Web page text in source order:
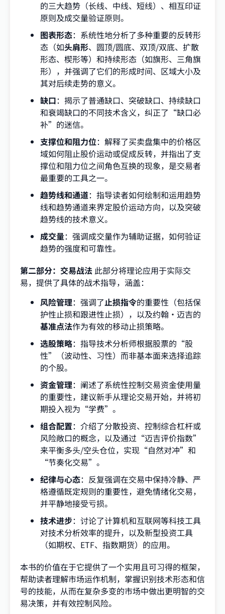
的三大趋势（长线、中线、短线）、相互印证
原则及成交量验证原则。
图表形态：系统性地分析了多种重要的反转形
态（如头肩形、圆顶/圆底、双顶/双底、扩散
形态、楔形等）和持续形态（如旗形、三角旗
形），并强调了它们的形成时间、区域大小及
其对后续走势的意义。
缺口：揭示了普通缺口、突破缺口、持续缺口
和衰竭缺口的不同技术含义，纠正了“缺口必
补”的迷信。
支撑位和阻力位：解释了买卖盘集中的价格区
域如何阻止股价运动或促成反转，并指出了支
撑位和阻力位之间角色互换的现象，是交易者
最重要的工具之一。
趋势线和通道：指导读者如何绘制和运用趋势
线和趋势通道来界定股价运动方向，以及突破
趋势线的技术意义。
成交量：强调成交量作为辅助证据，如何验证
趋势的强度和可靠性。
第二部分：交易战法 此部分将理论应用于实际交
易，提供了具体的战术指导，涵盖：
风险管理：强调了止损指令的重要性（包括保
护性止损和跟进性止损），以及约翰·迈吉的
基准点法作为有效的移动止损策略。
选股策略：指导技术分析师根据股票的“股
性”（波动性、习性）而非基本面来选择追踪
的个股。
资金管理：阐述了系统性控制交易资金使用量
的重要性，建议新手从理论交易开始，并将初
期投入视为“学费”。
组合配置：介绍了分散投资、控制综合杠杆或
风险敞口的概念，以及通过“迈吉评价指数”
来平衡多头/空头仓位，实现“自然对冲”和
“节奏化交易”。
纪律与心态：反复强调在交易中保持冷静、严
格遵循既定规则的重要性，避免情绪化交易，
并平静地接受亏损。
技术进步：讨论了计算机和互联网等科技工具
对技术分析效率的提升，以及新型投资工具
（如期权、ETF、指数期货）的应用。
本书的价值在于它提供了一个实用且可习得的框架，
帮助读者理解市场运作机制，掌握识别技术形态和信
号的技能，从而在复杂多变的市场中做出更明智的交
易决策，并有效控制风险。